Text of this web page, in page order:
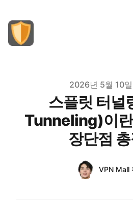
2026년 5월 10
스플릿 터
Tunneling)이
장단점
Name
VPN Mall